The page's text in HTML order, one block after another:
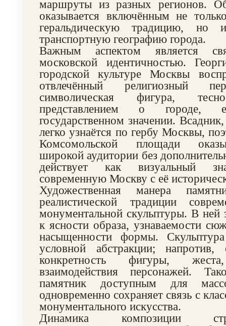
маршруты из разных регионов.
оказывается включённым не
геральдическую традицию, но
транспортную географию города.
Важным аспектом является
московской идентичностью.
городской культуре Москвы
отвлечённый религиозный
символическая фигура,
представлением о
государственном значении.
легко узнаётся по гербу Москвы,
Комсомольской площади
широкой аудитории без
действует как визуальный
современную Москву с её
Художественная манера
реалистической традиции
монументальной скульптуры. В ней
к ясности образа, узнаваемости
насыщенности формы.
условной абстракции;
конкретность фигуры,
взаимодействия персонажей.
памятник доступным для
одновременно сохраняет связь с
монументального искусства.
Динамика композиции